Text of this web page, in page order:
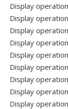
Display
Display
Display
Display
Display
Display
Display
Display
Display